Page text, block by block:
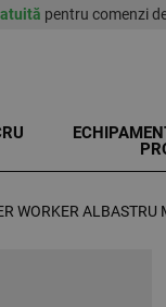
pentru comenzi
WORKER ALBASTRU